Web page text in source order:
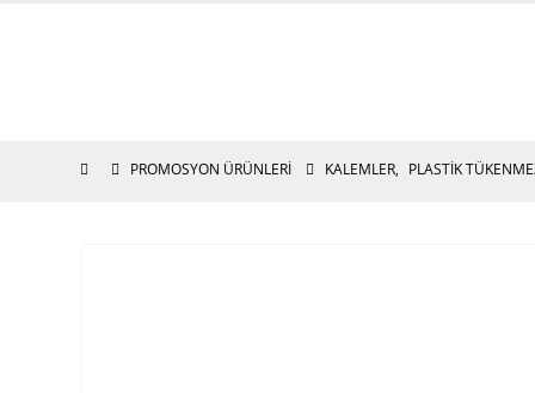
PROMOSYON ÜRÜNLERI KALEMLER, PLASTIK